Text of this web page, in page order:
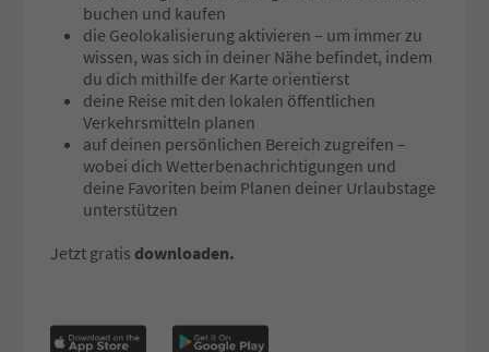
buchen und kaufen
die Geolokalisierung aktivieren – um immer zu
wissen, was sich in deiner Nähe befindet, indem
du dich mithilfe der Karte orientierst
deine Reise mit den lokalen öffentlichen
Verkehrsmitteln planen
auf deinen persönlichen Bereich zugreifen –
wobei dich Wetterbenachrichtigungen und
deine Favoriten beim Planen deiner Urlaubstage
unterstützen
Jetzt gratis downloaden.